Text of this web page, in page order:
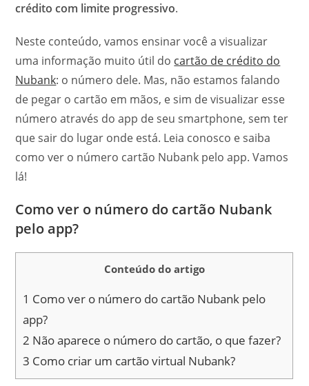
crédito com limite progressivo.
Neste conteúdo, vamos ensinar você a visualizar
uma informação muito útil do cartão de crédito do
Nubank: o número dele. Mas, não estamos falando
de pegar o cartão em mãos, e sim de visualizar esse
número através do app de seu smartphone, sem ter
que sair do lugar onde está. Leia conosco e saiba
como ver o número cartão Nubank pelo app. Vamos
lá!
Como ver o número do cartão Nubank
pelo app?
Conteúdo do artigo
1 Como ver o número do cartão Nubank pelo
app?
2 Não aparece o número do cartão, o que fazer?
3 Como criar um cartão virtual Nubank?